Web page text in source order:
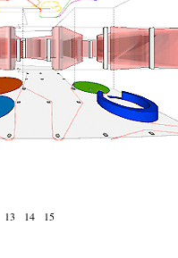
13 14 15